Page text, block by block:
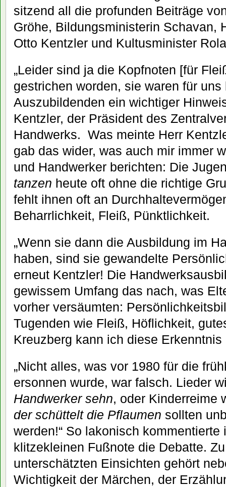
sitzend all die profunden Beiträge
Gröhe, Bildungsministerin Schavan,
Otto Kentzler und Kultusminister
„Leider sind ja die Kopfnoten [für
gestrichen worden, sie waren für
Auszubildenden ein wichtiger
Kentzler, der Präsident des
Handwerks. Was meinte Herr
gab das wider, was auch mir immer
und Handwerker berichten: Die
tanzen heute oft ohne die richtige
fehlt ihnen oft an
Beharrlichkeit, Fleiß, Pünktlichkeit.
„Wenn sie dann die Ausbildung im
haben, sind sie gewandelte
erneut Kentzler! Die
gewissem Umfang das nach, was
vorher versäumten:
Tugenden wie Fleiß, Höflichkeit,
Kreuzberg kann ich diese
„Nicht alles, was vor 1980 für die
ersonnen wurde, war falsch. Lieder
Handwerker sehn, oder Kinderreime
der schüttelt die Pflaumen sollten
werden!“ So lakonisch
klitzekleinen Fußnote die Debatte.
unterschätzten Einsichten gehört
Wichtigkeit der Märchen, der